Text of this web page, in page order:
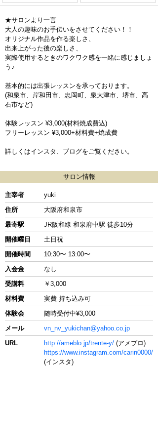
★サロンより一言
大人の趣味のお手伝いをさせてください！！
オリジナル作品を作る楽しさ、
出来上がった後の楽しさ、
実際使用するときのワクワク感を一緒に感じましょ
う♪
基本的には出張レッスンを承っております。
(和泉市、岸和田市、忠岡町、泉大津市、堺市、高
石市など)
体験レッスン ¥3,000(材料焼成費込)
フリーレッスン ¥3,000+材料費+焼成費
詳しくはインスタ、ブログをご覧ください。
サロン情報
主宰者
yuki
住所
大阪府和泉市
最寄駅
JR阪和線 和泉府中駅 徒歩10分
開催曜日
土日祝
開催時間
10:30〜 13:00〜
入会金
なし
受講料
￥3,000
材料費
実費 持ち込み可
体験会
随時受付中¥3,000
メール
vn_nv_yukichan@yahoo.co.jp
URL
http://ameblo.jp/trente-y/ (アメブロ)
https://www.instagram.com/carin0000/
(インスタ)